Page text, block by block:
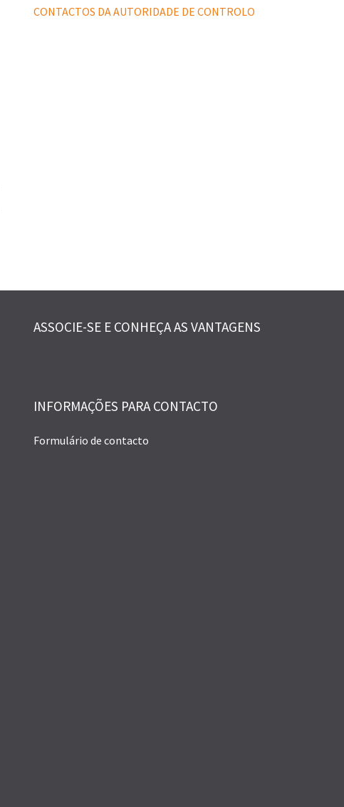
CONTACTOS DA AUTORIDADE DE CONTROLO
ASSOCIE-SE E CONHEÇA AS VANTAGENS
INFORMAÇÕES PARA CONTACTO
Formulário de contacto